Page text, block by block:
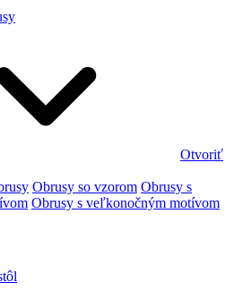
Otvoriť
Obrusy so vzorom Obrusy s
Obrusy s veľkonočným motívom